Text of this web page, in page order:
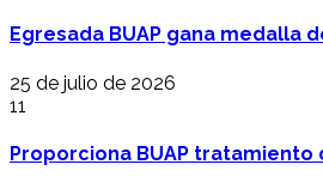
Egresada BUAP gana medalla
25 de julio de 2026
11
Proporciona BUAP